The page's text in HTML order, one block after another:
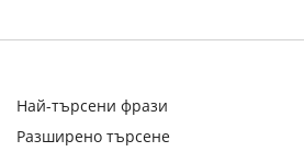
Най-търсени фрази
Разширено търсене